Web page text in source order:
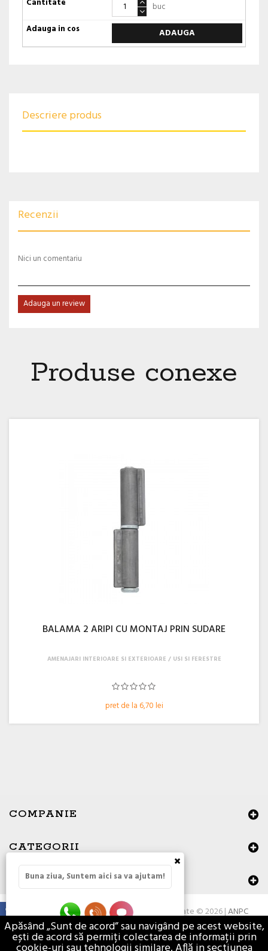
buc
ADAUGA
Descriere produs
Recenzii
Nici un comentariu
Adauga un review
Produse conexe
BALAMA 2 ARIPI CU MONTAJ PRIN SUDARE
pret de la 6,70 lei
AMENAJARI INTERIOARE SI EXTERIOARE USI SI FERESTRE
COMPANIE
CATEGORII
DATE DE CONTACT
Toate drepturile rezervate © 2026 |ANPC
Apăsând „Sunt de acord” sau navigând pe acest website,
ești de acord să permiți colectarea de informații prin
×
Buna ziua, Suntem aici sa va ajutam!